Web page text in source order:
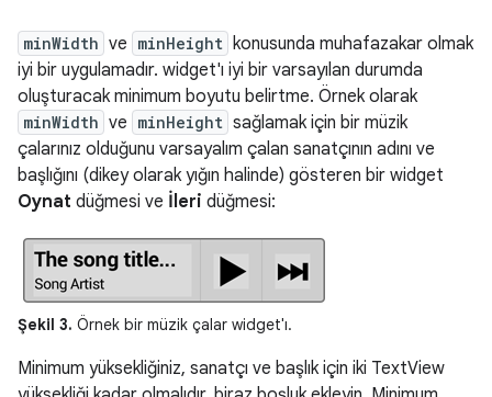
minWidth ve minHeight konusunda muhafazakar olmak
iyi bir uygulamadır. widget'ı iyi bir varsayılan durumda
oluşturacak minimum boyutu belirtme. Örnek olarak
minWidth ve minHeight sağlamak için bir müzik
çalarınız olduğunu varsayalım çalan sanatçının adını ve
başlığını (dikey olarak yığın halinde) gösteren bir widget
Oynat düğmesi ve İleri düğmesi:
Şekil 3. Örnek bir müzik çalar widget'ı.
Minimum yüksekliğiniz, sanatçı ve başlık için iki TextView